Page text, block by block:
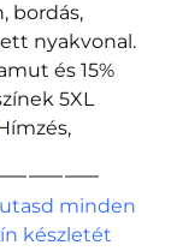
bordás,
nyakvonal.
és 15%
5XL
minden
készletét